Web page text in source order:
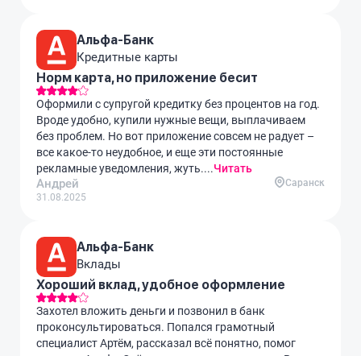
Альфа-Банк
Кредитные карты
Норм карта, но приложение бесит
Оформили с супругой кредитку без процентов на год.
Вроде удобно, купили нужные вещи, выплачиваем
без проблем. Но вот приложение совсем не радует –
все какое-то неудобное, и еще эти постоянные
рекламные уведомления, жуть....Читать
Андрей
31.08.2025
Саранск
Альфа-Банк
Вклады
Хороший вклад, удобное оформление
Захотел вложить деньги и позвонил в банк
проконсультироваться. Попался грамотный
специалист Артём, рассказал всё понятно, помог